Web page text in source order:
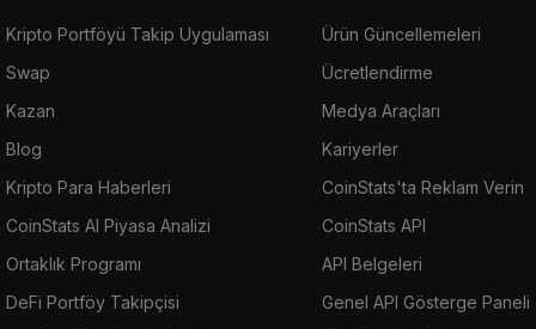
Kripto Portföyü Takip Uygulaması
Swap
Kazan
Blog
Kripto Para Haberleri
CoinStats AI Piyasa Analizi
Ortaklık Programı
DeFi Portföy Takipçisi
Ürün Güncellemeleri
Ücretlendirme
Medya Araçları
Kariyerler
CoinStats'ta Reklam Verin
CoinStats API
API Belgeleri
Genel API Gösterge Paneli